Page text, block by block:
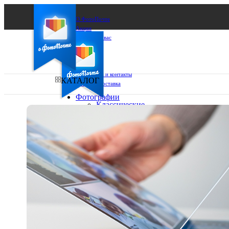
О ФотоПочте
Акции
Сделаем за вас
Бизнесу
FAQ
Франшиза
Поддержка и контакты
Оплата и доставка
Ваш регион доставки
Выберите из списка:
КАТАЛОГ
Фотографии
Классические
10х10
10х15
13х18
15х15
15х20
20х20
20х30
30х30
30х40
А4
Фото